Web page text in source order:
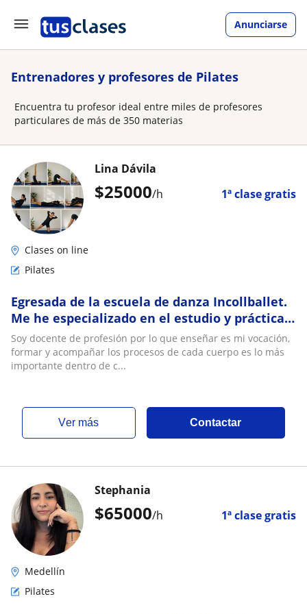
Anunciarse
Entrenadores y profesores de Pilates
Encuentra tu profesor ideal entre miles de profesores
particulares de más de 350 materias
$25000/h 1ª clase gratis
Lina Dávila
Clases on line
Pilates
Egresada de la escuela de danza Incollballet.
Me he especializado en el estudio y práctica
del yo
Soy docente de profesión por lo que enseñar es mi vocación,
formar y acompañar los procesos de cada cuerpo es lo más
importante dentro de c...
ver más Contactar
$65000/h 1ª clase gratis
Stephania
Medellín
Pilates